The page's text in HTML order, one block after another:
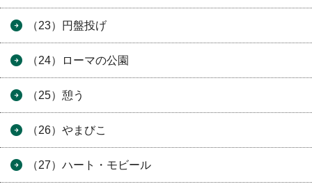
（23）円盤投げ
（24）ローマの公園
（25）憩う
（26）やまびこ
（27）ハート・モビール